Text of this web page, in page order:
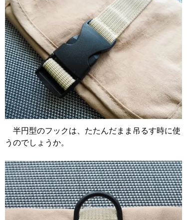
半円型のフックは、たたんだまま吊るす時に使
うのでしょうか。